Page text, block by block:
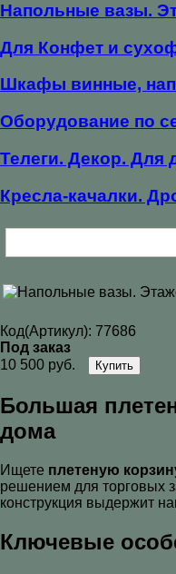
Напольные вазы.
Для Конфет и
Шкафы винные,
Оборудование по
Телеги. Декор. Для
Кресла-качалки.
Код(Артикул): 77686
Под заказ
10 500 руб.
Купить
Большая
дома
Ищете плетеную
решением для торговых
конструкция выдержит
Ключевые